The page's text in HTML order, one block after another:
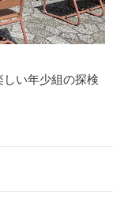
い年少組の探検